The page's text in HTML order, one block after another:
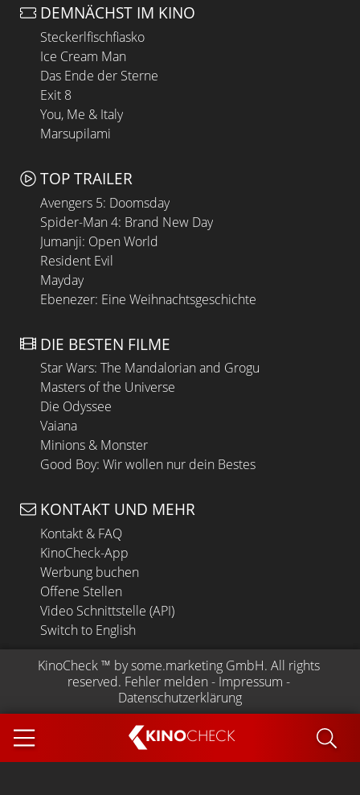
KINOCHECK
DEMNÄCHST IM KINO
Steckerlfischfiasko
Ice Cream Man
Das Ende der Sterne
Exit 8
You, Me & Italy
Marsupilami
TOP TRAILER
Avengers 5: Doomsday
Spider-Man 4: Brand New Day
Jumanji: Open World
Resident Evil
Mayday
Ebenezer: Eine Weihnachtsgeschichte
DIE BESTEN FILME
Star Wars: The Mandalorian and Grogu
Masters of the Universe
Die Odyssee
Vaiana
Minions & Monster
Good Boy: Wir wollen nur dein Bestes
KONTAKT UND MEHR
Kontakt & FAQ
KinoCheck-App
Werbung buchen
Offene Stellen
Video Schnittstelle (API)
Switch to English
KinoCheck ™ by some.marketing GmbH. All rights
reserved. Fehler melden - Impressum -
Datenschutzerklärung